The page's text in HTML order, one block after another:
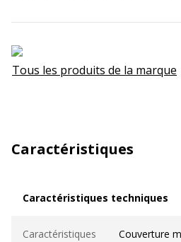
Tous les produits de la marque
Caractéristiques
Caractéristiques techniques
Caractéristiques
Couverture